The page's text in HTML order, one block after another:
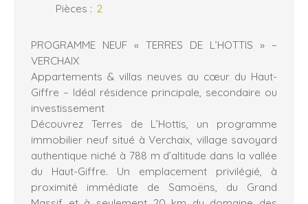
Pièces : 2
PROGRAMME NEUF « TERRES DE L’HOTTIS » –
VERCHAIX
Appartements & villas neuves au cœur du Haut-
Giffre – Idéal résidence principale, secondaire ou
investissement
Découvrez Terres de L’Hottis, un programme
immobilier neuf situé à Verchaix, village savoyard
authentique niché à 788 m d’altitude dans la vallée
du Haut-Giffre. Un emplacement privilégié, à
proximité immédiate de Samoëns, du Grand